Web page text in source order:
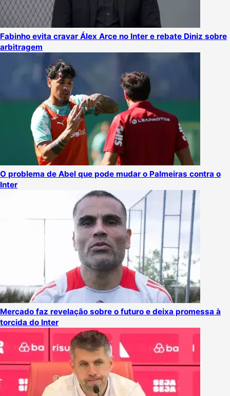
Fabinho evita cravar Álex Arce no Inter e rebate Diniz sobre
arbitragem
O problema de Abel que pode mudar o Palmeiras contra o
Inter
Mercado faz revelação sobre o futuro e deixa promessa à
torcida do Inter